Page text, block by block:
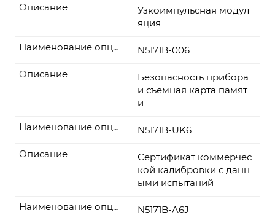
Узкоимпульсная модул
яция
Описание
N5171B-006
Наименование опции
Безопасность прибора
и съемная карта памят
и
Описание
N5171B-UK6
Наименование опции
Сертификат коммерчес
кой калибровки с данн
ыми испытаний
Описание
N5171B-A6J
Наименование опции